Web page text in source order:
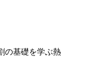
の基礎を学ぶ熱